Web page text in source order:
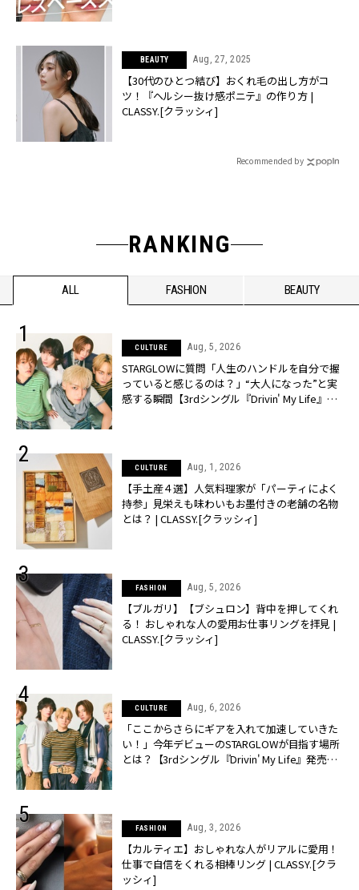
BEAUTY Aug, 27, 2025
【30代のひとつ結び】おくれ毛の出し方がコ
ツ！『ヘルシー抜け感ポニテ』の作り方 |
CLASSY.[クラッシィ]
Recommended by
RANKING
ALL FASHION BEAUTY
CULTURE Aug, 5, 2026
STARGLOWに質問「人生のハンドルを自分で握
っていると感じるのは？」“大️人になった”と実
感する瞬間【3rdシングル『Drivin' My Life』発
CULTURE Aug, 1, 2026
【手土産４選】人気料理家が「パーティによく
持参」見栄えも味わいもお墨付きの老舗の名物
とは？ | CLASSY.[クラッシィ]
FASHION Aug, 5, 2026
【ブルガリ】【ブシュロン】背中を押してくれ
る！ おしゃれな人の愛用お仕事リングを拝見 |
CLASSY.[クラッシィ]
CULTURE Aug, 6, 2026
「ここからさらにギアを入れて加速していきた
い！」今年デビューのSTARGLOWが目指す場所
とは？【3rdシングル『Drivin' My Life』発売】 |
FASHION Aug, 3, 2026
【カルティエ】おしゃれな人がリアルに愛用！
仕事で自信をくれる相棒リング | CLASSY.[クラ
ッシィ]